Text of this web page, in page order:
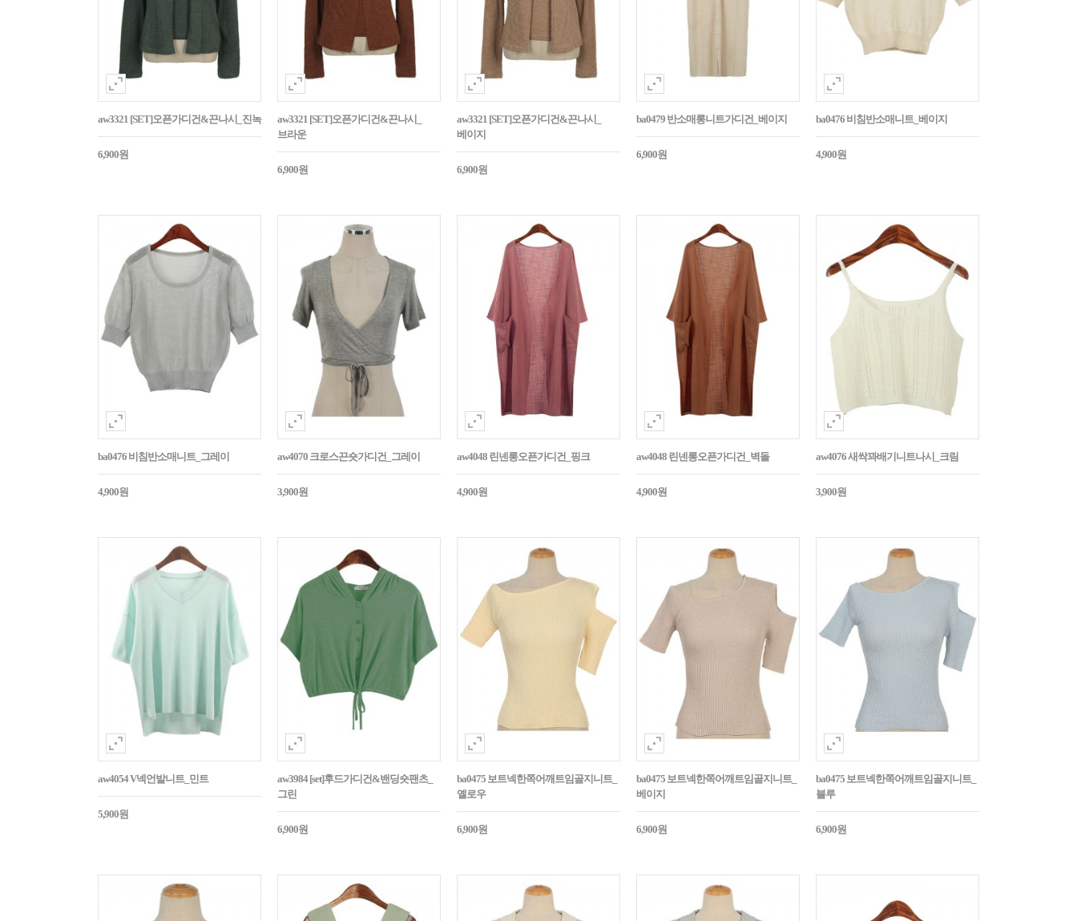
aw3321 [SET]오픈가디건&끈나시_진녹
6,900원
aw3321 [SET]오픈가디건&끈나시_
브라운
6,900원
aw3321 [SET]오픈가디건&끈나시_
베이지
6,900원
ba0479 반소매롱니트가디건_베이지
6,900원
ba0476 비침반소매니트_베이지
4,900원
ba0476 비침반소매니트_그레이
4,900원
aw4070 크로스끈숏가디건_그레이
3,900원
aw4048 린넨롱오픈가디건_핑크
4,900원
aw4048 린넨롱오픈가디건_벽돌
4,900원
aw4076 새싹꽈배기니트나시_크림
3,900원
aw4054 V넥언발니트_민트
5,900원
aw3984 [set]후드가디건&밴딩숏팬츠_
그린
6,900원
ba0475 보트넥한쪽어깨트임골지니트_
옐로우
6,900원
ba0475 보트넥한쪽어깨트임골지니트_
베이지
6,900원
ba0475 보트넥한쪽어깨트임골지니트_
블루
6,900원